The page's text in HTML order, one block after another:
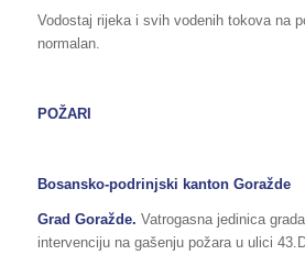
Vodostaj rijeka i svih vodenih tokova na
normalan.
POŽARI
Bosansko-podrinjski kanton Goražde
Grad Goražde. Vatrogasna jedinica
intervenciju na gašenju požara u ulici